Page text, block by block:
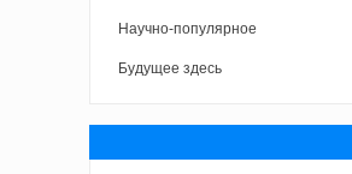
Научно-популярное
Будущее здесь